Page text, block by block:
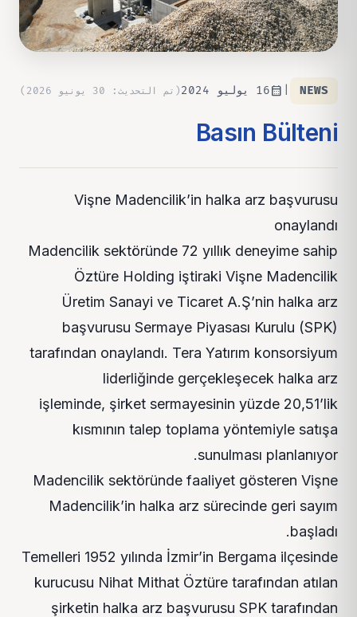
NEWS
calendar_month16 يوليو 2024 ( تم التحديث: 30 يونيو 2026 )
Basın Bülteni
Vişne Madencilik’in halka arz başvurusu
onaylandı
Madencilik sektöründe 72 yıllık deneyime sahip
Öztüre Holding iştiraki Vişne Madencilik
Üretim Sanayi ve Ticaret A.Ş’nin halka arz
başvurusu Sermaye Piyasası Kurulu (SPK)
tarafından onaylandı. Tera Yatırım konsorsiyum
liderliğinde gerçekleşecek halka arz
işleminde, şirket sermayesinin yüzde 20,51’lik
kısmının talep toplama yöntemiyle satışa
sunulması planlanıyor.
Madencilik sektöründe faaliyet gösteren Vişne
Madencilik’in halka arz sürecinde geri sayım
başladı.
Temelleri 1952 yılında İzmir’in Bergama ilçesinde
kurucusu Nihat Mithat Öztüre tarafından atılan
şirketin halka arz başvurusu SPK tarafından